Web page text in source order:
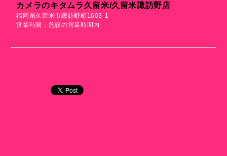
カメラのキタムラ久留米/久留米諏訪野店
福岡県久留米市諏訪野町1603-1
営業時間：施設の営業時間内